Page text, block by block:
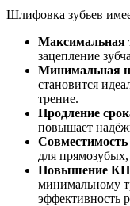
Шлифовка зубьев
Максимальная
зацепление
Минимальная
становится
трение.
Продление
повышает
Совместимость
для
Повышение
минимальному
эффективность